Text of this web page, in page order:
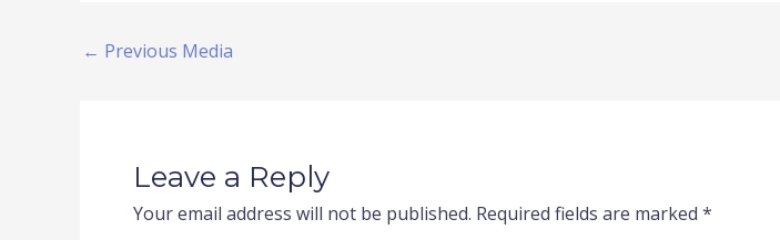
← Previous Media
Leave a Reply
Your email address will not be published. Required fields are marked *